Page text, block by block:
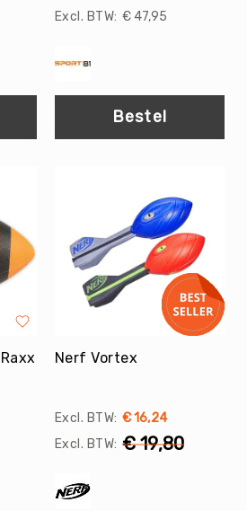
€ 47,95
Bestel
Nerf Vortex
€ 16,24
€ 19,80